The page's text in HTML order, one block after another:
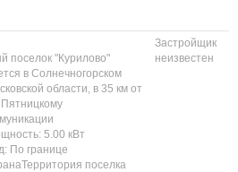
поселок "Курилово"
в Солнечногорском
области, в 35 км от
5.00 кВт
По границе
поселка
Застройщик
неизвестен